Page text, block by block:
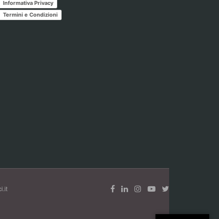
Informativa Privacy
Termini e Condizioni